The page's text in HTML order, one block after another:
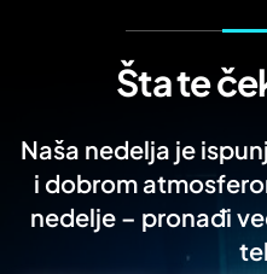
Šta te
Naša nedelja je
i dobrom
nedelje – pronađi